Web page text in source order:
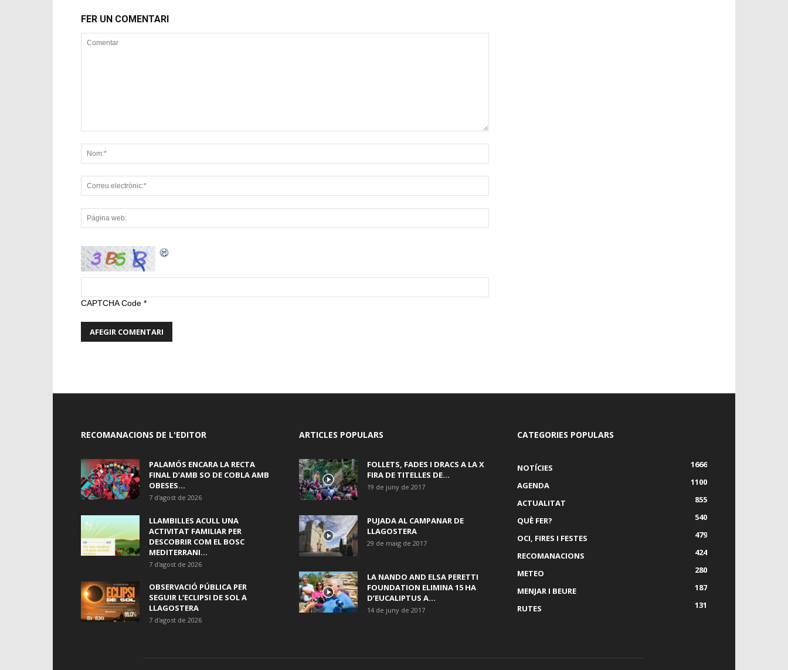
FER UN COMENTARI
CAPTCHA Code *
RECOMANACIONS DE L'EDITOR
PALAMÓS ENCARA LA RECTA
FINAL D’AMB SO DE COBLA AMB
OBESES...
7 d'agost de 2026
LLAMBILLES ACULL UNA
ACTIVITAT FAMILIAR PER
DESCOBRIR COM EL BOSC
MEDITERRANI...
7 d'agost de 2026
OBSERVACIÓ PÚBLICA PER
SEGUIR L’ECLIPSI DE SOL A
LLAGOSTERA
7 d'agost de 2026
ARTICLES POPULARS
FOLLETS, FADES I DRACS A LA X
FIRA DE TITELLES DE...
19 de juny de 2017
PUJADA AL CAMPANAR DE
LLAGOSTERA
29 de maig de 2017
LA NANDO AND ELSA PERETTI
FOUNDATION ELIMINA 15 HA
D’EUCALIPTUS A...
14 de juny de 2017
CATEGORIES POPULARS
NOTÍCIES
1666
AGENDA
1100
ACTUALITAT
855
QUÈ FER?
540
OCI, FIRES I FESTES
479
RECOMANACIONS
424
METEO
280
MENJAR I BEURE
187
RUTES
131